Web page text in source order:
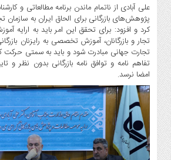
علی آبادی از ناتمام ماندن برنامه مطالعاتی و
پژوهش‌های بازرگانی برای الحاق ایران به سازمان
کرد و افزود: برای تحقق این امر باید به ارایه
تجار و بازرگانان، آموزش تخصصی به رایزنان
تجارت جهانی مبادرت شود و باید به سمتی حرکت
تفاهم نامه و توافق نامه بازرگانی بدون نظر و
امضا نرسد.